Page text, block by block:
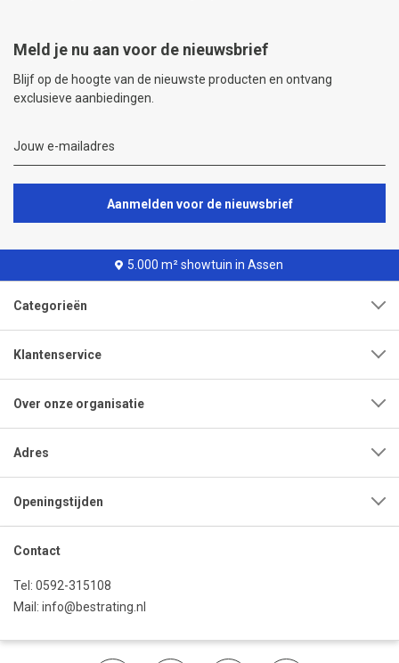
Meld je nu aan voor de nieuwsbrief
Blijf op de hoogte van de nieuwste producten en ontvang
exclusieve aanbiedingen.
Aanmelden voor de nieuwsbrief
m² showtuin in Assen
Categorieën
Klantenservice
Over onze organisatie
Adres
Openingstijden
Contact
Tel: 0592-315108
Mail: info@bestrating.nl